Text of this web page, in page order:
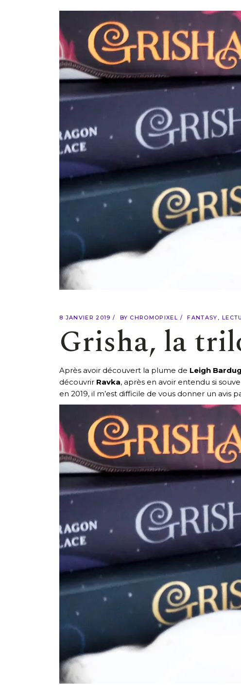
8 JANVIER 2019 BY CHROMOPIXEL FANTASY
Grisha, la
Après avoir découvert la plume de Leigh
découvrir Ravka, après en avoir entendu si
en 2019, il m’est difficile de vous donner un avis